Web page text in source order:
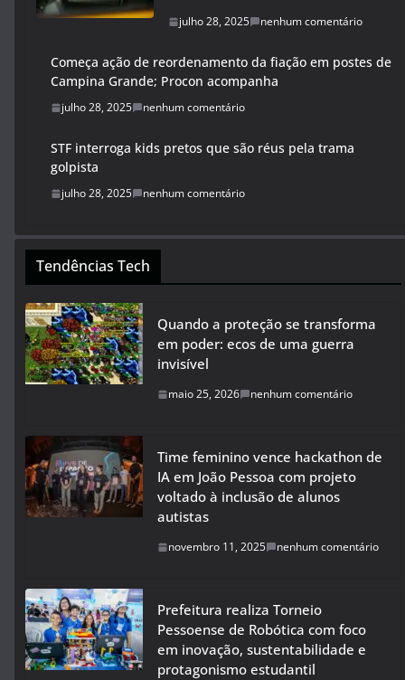
julho 28, 2025 nenhum comentário
Começa ação de reordenamento da fiação em postes de
Campina Grande; Procon acompanha
julho 28, 2025 nenhum comentário
STF interroga kids pretos que são réus pela trama
golpista
julho 28, 2025 nenhum comentário
Tendências Tech
Quando a proteção se transforma
em poder: ecos de uma guerra
invisível
maio 25, 2026 nenhum comentário
Time feminino vence hackathon de
IA em João Pessoa com projeto
voltado à inclusão de alunos
autistas
novembro 11, 2025 nenhum comentário
Prefeitura realiza Torneio
Pessoense de Robótica com foco
em inovação, sustentabilidade e
protagonismo estudantil